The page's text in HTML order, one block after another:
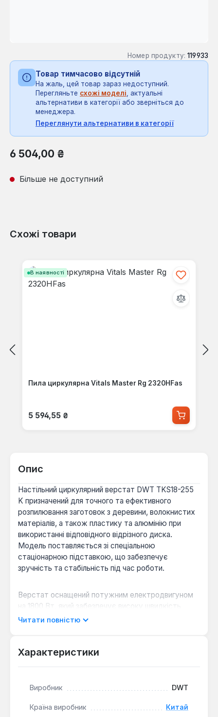
Номер продукту: 119933
Товар тимчасово відсутній
На жаль, цей товар зараз недоступний.
Перегляньте схожі моделі, актуальні
альтернативи в категорії або зверніться до
менеджера.
Переглянути альтернативи в категорії
Звичайна ціна:
6 504,00 ₴
Більше не доступний
Схожі товари
В наявності
Пила циркулярна Vitals Master Rg 2320HFas
Звичайна ціна:
5 594,55 ₴
Опис
Настільний циркулярний верстат DWT TKS18-255
K призначений для точного та ефективного
розпилювання заготовок з деревини, волокнистих
матеріалів, а також пластику та алюмінію при
використанні відповідного відрізного диска.
Модель поставляється зі спеціальною
стаціонарною підставкою, що забезпечує
зручність та стабільність під час роботи.
Верстат оснащений потужним електродвигуном
на 1800 Вт, який забезпечує високу швидкість
обертання диска до 5000 об/хв на холостому
поздовжнє, так і поперечне пиляння по прямих
стаціонарні ніжки, забезпечує надійність та
Читати повністю
Характеристики
Виробник DWT
Країна виробник Китай